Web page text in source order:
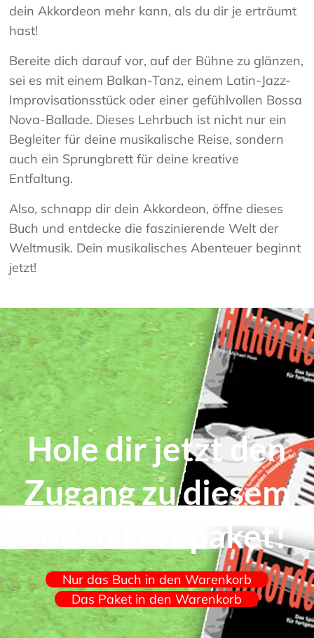
dein Akkordeon mehr kann, als du dir je erträumt
hast!
Bereite dich darauf vor, auf der Bühne zu glänzen,
sei es mit einem Balkan-Tanz, einem Latin-Jazz-
Improvisationsstück oder einer gefühlvollen Bossa
Nova-Ballade. Dieses Lehrbuch ist nicht nur ein
Begleiter für deine musikalische Reise, sondern
auch ein Sprungbrett für deine kreative
Entfaltung.
Also, schnapp dir dein Akkordeon, öffne dieses
Buch und entdecke die faszinierende Welt der
Weltmusik. Dein musikalisches Abenteuer beginnt
jetzt!
Hole dir jetzt den
Zugang zu diesem
tollen Lernpaket!
Nur das Buch in den Warenkorb
Das Paket in den Warenkorb